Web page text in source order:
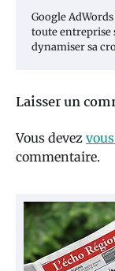
Google
toute entreprise
dynamiser sa
Laisser un
Vous devez
commentaire.